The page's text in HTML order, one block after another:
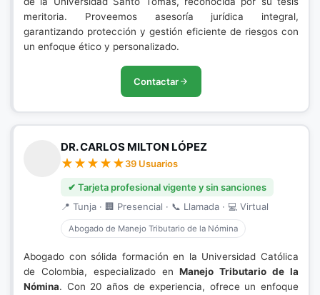
meritoria. Proveemos asesoría jurídica integral,
garantizando protección y gestión eficiente de riesgos con
un enfoque ético y personalizado.
Contactar
DR. CARLOS MILTON LÓPEZ
39 Usuarios
✔ Tarjeta profesional vigente y sin sanciones
📍 Tunja · 🏢 Presencial · 📞 Llamada · 💻 Virtual
Abogado de Manejo Tributario de la Nómina
Abogado con sólida formación en la Universidad Católica
de Colombia, especializado enManejo Tributario de la
Nómina. Con 20 años de experiencia, ofrece un enfoque